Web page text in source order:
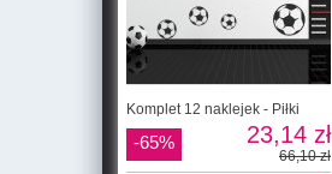
Komplet 12 naklejek - Piłki
-65% 23,14 zł
66,10 zł